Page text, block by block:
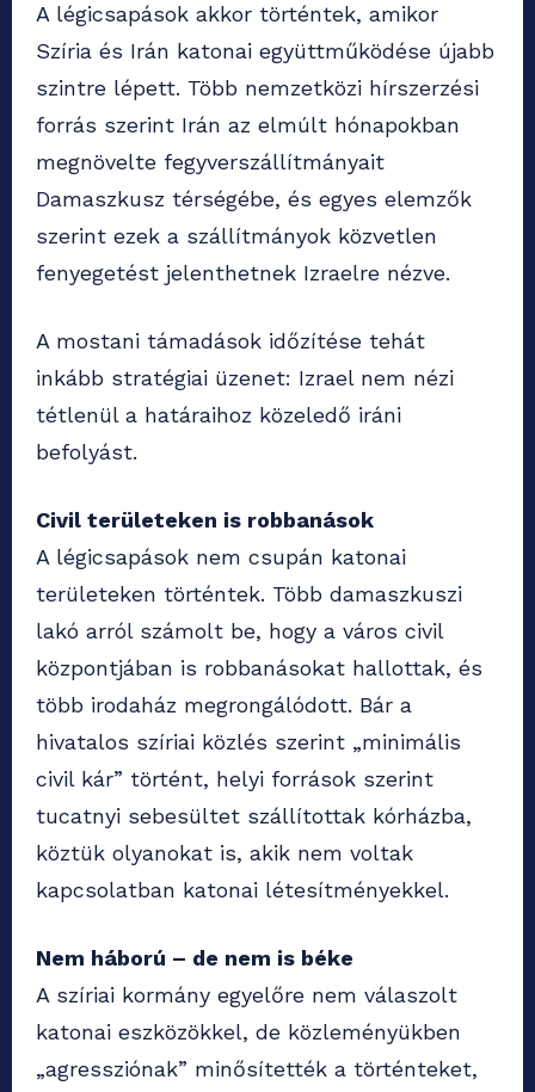
A légicsapások akkor történtek, amikor
Szíria és Irán katonai együttműködése újabb
szintre lépett. Több nemzetközi hírszerzési
forrás szerint Irán az elmúlt hónapokban
megnövelte fegyverszállítmányait
Damaszkusz térségébe, és egyes elemzők
szerint ezek a szállítmányok közvetlen
fenyegetést jelenthetnek Izraelre nézve.
A mostani támadások időzítése tehát
inkább stratégiai üzenet: Izrael nem nézi
tétlenül a határaihoz közeledő iráni
befolyást.
Civil területeken is robbanások
A légicsapások nem csupán katonai
területeken történtek. Több damaszkuszi
lakó arról számolt be, hogy a város civil
központjában is robbanásokat hallottak, és
több irodaház megrongálódott. Bár a
hivatalos szíriai közlés szerint „minimális
civil kár” történt, helyi források szerint
tucatnyi sebesültet szállítottak kórházba,
köztük olyanokat is, akik nem voltak
kapcsolatban katonai létesítményekkel.
Nem háború – de nem is béke
A szíriai kormány egyelőre nem válaszolt
katonai eszközökkel, de közleményükben
„agressziónak” minősítették a történteket,